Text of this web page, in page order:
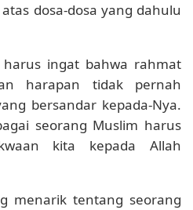
dosa-dosa yang dahulu
ingat bahwa rahmat
harapan tidak pernah
bersandar kepada-Nya.
seorang Muslim harus
kita kepada Allah
menarik tentang seorang